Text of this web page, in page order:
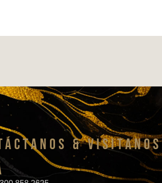
& VISITANOS